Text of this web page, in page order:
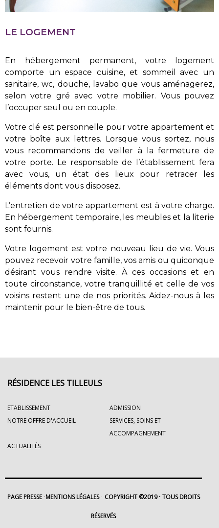
LE LOGEMENT
En hébergement permanent, votre logement
comporte un espace cuisine, et sommeil avec un
sanitaire, wc, douche, lavabo que vous aménagerez,
selon votre gré avec votre mobilier. Vous pouvez
l’occuper seul ou en couple.
Votre clé est personnelle pour votre appartement et
votre boîte aux lettres. Lorsque vous sortez, nous
vous recommandons de veiller à la fermeture de
votre porte. Le responsable de l’établissement fera
avec vous, un état des lieux pour retracer les
éléments dont vous disposez.
L’entretien de votre appartement est à votre charge.
En hébergement temporaire, les meubles et la literie
sont fournis.
Votre logement est votre nouveau lieu de vie. Vous
pouvez recevoir votre famille, vos amis ou quiconque
désirant vous rendre visite. À ces occasions et en
toute circonstance, votre tranquillité et celle de vos
voisins restent une de nos priorités. Aidez-nous à les
maintenir pour le bien-être de tous.
RÉSIDENCE LES TILLEULS
ETABLISSEMENT
ADMISSION
NOTRE OFFRE D'ACCUEIL
SERVICES, SOINS ET
ACCOMPAGNEMENT
ACTUALITÉS
PAGE PRESSE MENTIONS LÉGALES COPYRIGHT ©2019 TOUS DROITS
RÉSERVÉS